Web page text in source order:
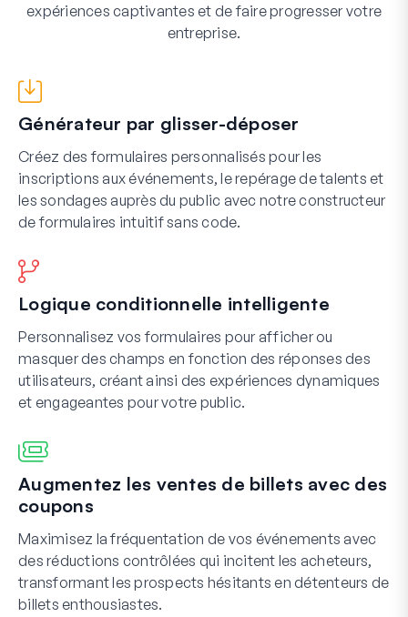
expériences captivantes et de faire progresser votre
entreprise.
Générateur par glisser-déposer
Créez des formulaires personnalisés pour les
inscriptions aux événements, le repérage de talents et
les sondages auprès du public avec notre constructeur
de formulaires intuitif sans code.
Logique conditionnelle intelligente
Personnalisez vos formulaires pour afficher ou
masquer des champs en fonction des réponses des
utilisateurs, créant ainsi des expériences dynamiques
et engageantes pour votre public.
Augmentez les ventes de billets avec des
coupons
Maximisez la fréquentation de vos événements avec
des réductions contrôlées qui incitent les acheteurs,
transformant les prospects hésitants en détenteurs de
billets enthousiastes.